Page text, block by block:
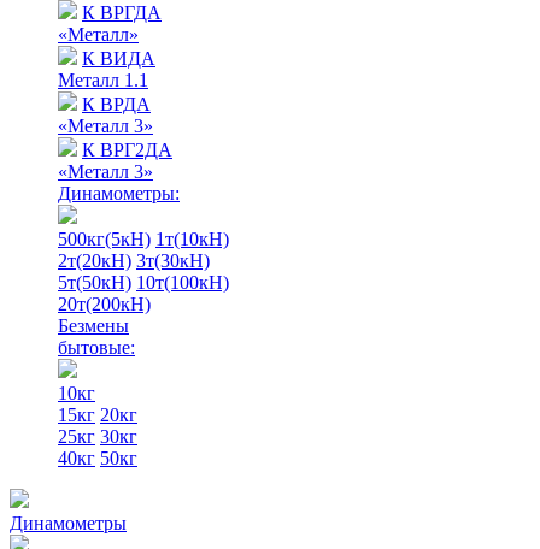
К ВРГДА
«Металл»
К ВИДА
Металл 1.1
К ВРДА
«Металл 3»
К ВРГ2ДА
«Металл 3»
Динамометры:
500кг(5кН) 1т(10кН)
2т(20кН) 3т(30кН)
5т(50кН) 10т(100кН)
20т(200кН)
Безмены
бытовые:
10кг
15кг 20кг
25кг 30кг
40кг 50кг
Динамометры